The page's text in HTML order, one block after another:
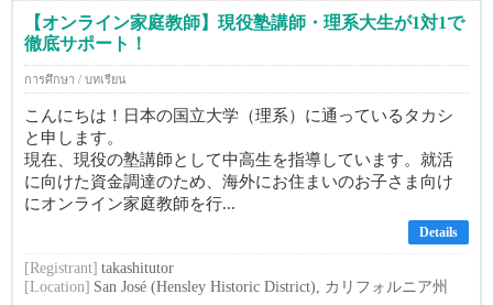
【オンライン家庭教師】現役塾講師・理系大生が1対1で
徹底サポート！
การศึกษา / บทเรียน
こんにちは！日本の国立大学（理系）に通っているタカシ
と申します。
現在、現役の塾講師として中高生を指導しています。就活
に向けた資金調達のため、海外にお住まいのお子さま向け
にオンライン家庭教師を行...
Details
[Registrant] takashitutor
[Location] San José (Hensley Historic District), カリフォルニア州